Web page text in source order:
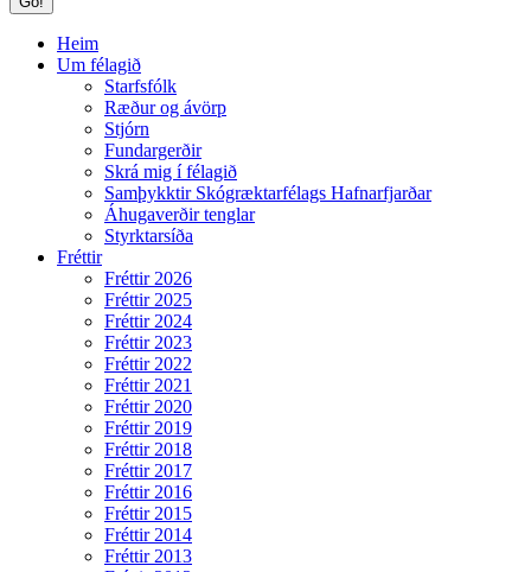
Heim
Um félagið
Starfsfólk
Ræður og ávörp
Stjórn
Fundargerðir
Skrá mig í félagið
Samþykktir Skógræktarfélags Hafnarfjarðar
Áhugaverðir tenglar
Styrktarsíða
Fréttir
Fréttir 2026
Fréttir 2025
Fréttir 2024
Fréttir 2023
Fréttir 2022
Fréttir 2021
Fréttir 2020
Fréttir 2019
Fréttir 2018
Fréttir 2017
Fréttir 2016
Fréttir 2015
Fréttir 2014
Fréttir 2013